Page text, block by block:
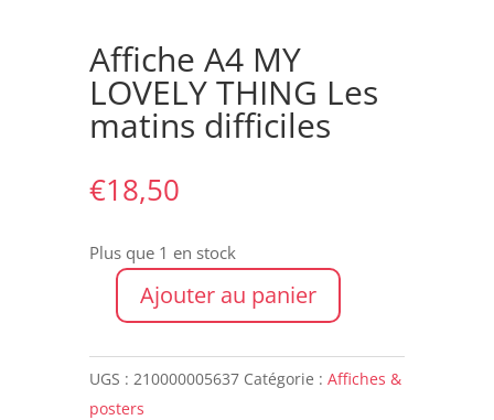
Affiche A4 MY
LOVELY THING Les
matins difficiles
€18,50
Plus que 1 en stock
quantité
Affiche
Ajouter au panier
UGS : 210000005637 Catégorie : Affiches &
posters